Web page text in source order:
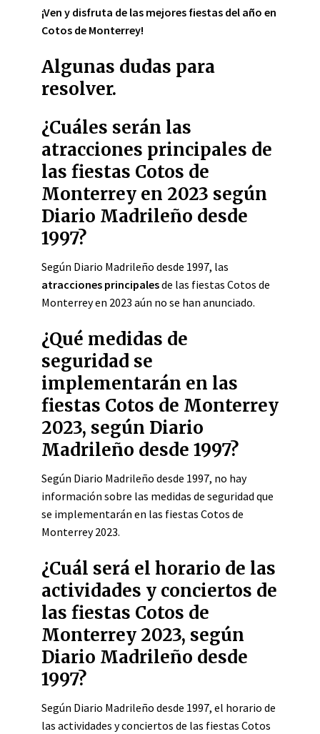
¡Ven y disfruta de las mejores fiestas del año en
Cotos de Monterrey!
Algunas dudas para
resolver.
¿Cuáles serán las
atracciones principales de
las fiestas Cotos de
Monterrey en 2023 según
Diario Madrileño desde
1997?
Según Diario Madrileño desde 1997, las
atracciones principalesde las fiestas Cotos de
Monterrey en 2023 aún no se han anunciado.
¿Qué medidas de
seguridad se
implementarán en las
fiestas Cotos de Monterrey
2023, según Diario
Madrileño desde 1997?
Según Diario Madrileño desde 1997, no hay
información sobre las medidas de seguridad que
se implementarán en las fiestas Cotos de
Monterrey 2023.
¿Cuál será el horario de las
actividades y conciertos de
las fiestas Cotos de
Monterrey 2023, según
Diario Madrileño desde
1997?
Según Diario Madrileño desde 1997, el horario de
las actividades y conciertos de las fiestas Cotos